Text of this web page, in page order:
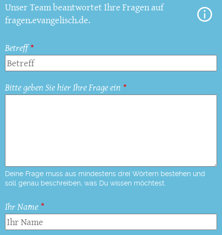
Unser Team beantwortet Ihre Fragen auf
fragen.evangelisch.de.
Betreff
Bitte geben Sie hier Ihre Frage ein
Deine Frage muss aus mindestens drei Wörtern bestehen und
soll genau beschreiben, was Du wissen möchtest.
Ihr Name